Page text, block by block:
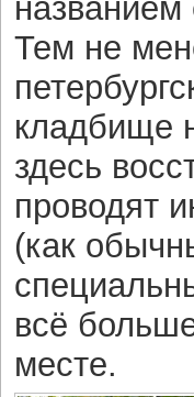
названием
Тем не
кладбище
здесь
проводят
(как
всё
месте.